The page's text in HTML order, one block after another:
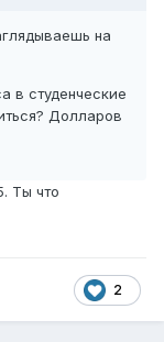
на
в студенческие
Долларов
Ты что
2